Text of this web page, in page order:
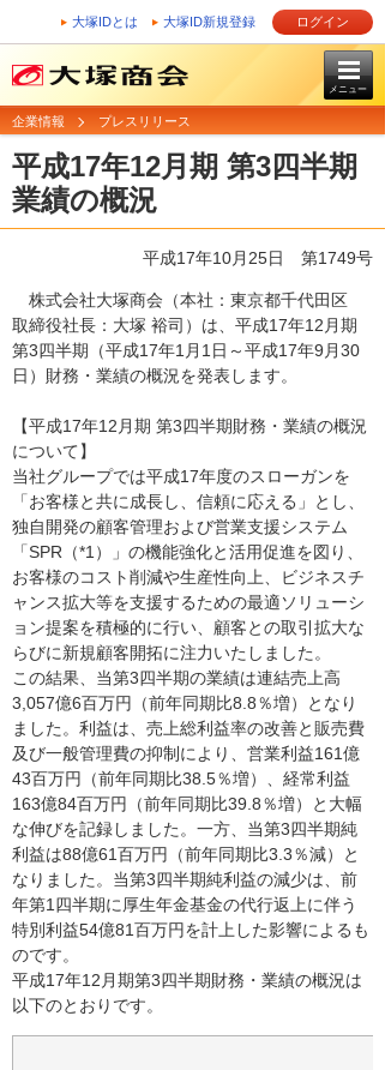
大塚IDとは 大塚ID新規登録 ログイン
メニュー
企業情報 プレスリリース
平成17年12月期 第3四半期
業績の概況
平成17年10月25日 第1749号
株式会社大塚商会（本社：東京都千代田区
取締役社長：大塚 裕司）は、平成17年12月期
第3四半期（平成17年1月1日～平成17年9月30
日）財務・業績の概況を発表します。
【平成17年12月期 第3四半期財務・業績の概況
について】
当社グループでは平成17年度のスローガンを
「お客様と共に成長し、信頼に応える」とし、
独自開発の顧客管理および営業支援システム
「SPR（*1）」の機能強化と活用促進を図り、
お客様のコスト削減や生産性向上、ビジネスチ
ャンス拡大等を支援するための最適ソリューシ
ョン提案を積極的に行い、顧客との取引拡大な
らびに新規顧客開拓に注力いたしました。
この結果、当第3四半期の業績は連結売上高
3,057億6百万円（前年同期比8.8％増）となり
ました。利益は、売上総利益率の改善と販売費
及び一般管理費の抑制により、営業利益161億
43百万円（前年同期比38.5％増）、経常利益
163億84百万円（前年同期比39.8％増）と大幅
な伸びを記録しました。一方、当第3四半期純
利益は88億61百万円（前年同期比3.3％減）と
なりました。当第3四半期純利益の減少は、前
年第1四半期に厚生年金基金の代行返上に伴う
特別利益54億81百万円を計上した影響によるも
のです。
平成17年12月期第3四半期財務・業績の概況は
以下のとおりです。